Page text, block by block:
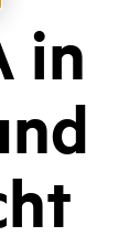
in